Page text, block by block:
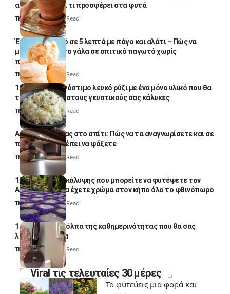
απλό κόλπο και τι προσφέρει στα φυτά
Thali Ombre4 Min Read
Έτοιμο παγωτό σε 5 λεπτά με πάγο και αλάτι – Πώς να
μετατρέψετε το γάλα σε σπιτικό παγωτό χωρίς
παγωτομηχανή
Thali Ombre 4 Min Read
10 φορές ποιο νόστιμο λευκό ρύζι με ένα μόνο υλικό που θα
το απογειώσει στους γευστικούς σας κάλυκες
Thali Ombre4 Min Read
Αυγά κατσαρίδας στο σπίτι: Πώς να τα αναγνωρίσετε και σε
ποια σημεία πρέπει να ψάξετε
Thali Ombre4 Min Read
12 φυτά εδαφοκάλυψης που μπορείτε να φυτέψετε τον
Αύγουστο για να έχετε χρώμα στον κήπο όλο το φθινόπωρο
Thali Ombre7 Min Read
14 πανέξυπνα κόλπα της καθημερινότητας που θα σας
λύσουν τα χέρια
Thali Ombre 6 Min Read
Viral τις τελευταίες 30 μέρες
Τα φυτεύεις μια φορά και